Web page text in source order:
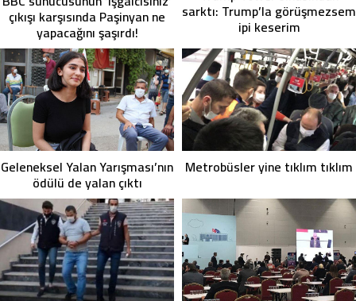
çıkışı karşısında Paşinyan ne
yapacağını şaşırdı!
sarktı: Trump’la görüşmezsem
ipi keserim
Geleneksel Yalan Yarışması’nın
ödülü de yalan çıktı
Metrobüsler yine tıklım tıklım